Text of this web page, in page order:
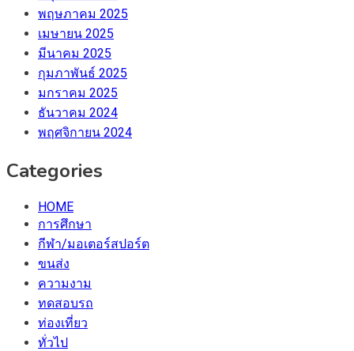
พฤษภาคม 2025
เมษายน 2025
มีนาคม 2025
กุมภาพันธ์ 2025
มกราคม 2025
ธันวาคม 2024
พฤศจิกายน 2024
Categories
HOME
การศึกษา
กีฬา/มอเตอร์สปอร์ต
ขนส่ง
ความงาม
ทดสอบรถ
ท่องเที่ยว
ทั่วไป